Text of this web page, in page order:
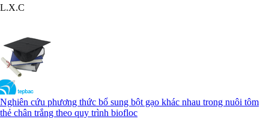
L.X.C
Nghiên cứu phương thức bổ sung bột gạo khác nhau trong nuôi tôm
thẻ chân trắng theo quy trình biofloc